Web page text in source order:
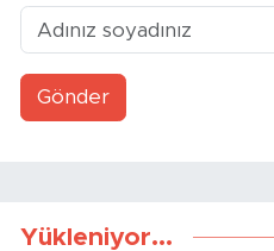
Gönder
Yükleniyor...